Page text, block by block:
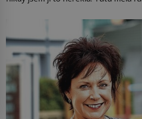
Jsme spolu moc rádi Tehdy byla jiná